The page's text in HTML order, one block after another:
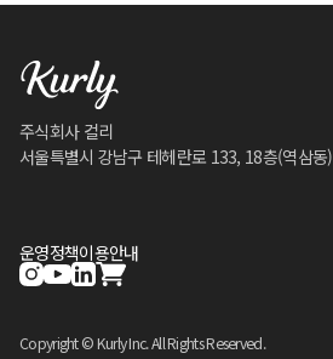
주식회사 컬리
서울특별시 강남구 테헤란로 133, 18층(역삼동)
운영정책이용안내
Copyright © Kurly Inc. All Rights Reserved.